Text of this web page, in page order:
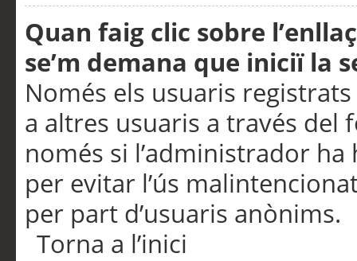
Quan faig clic sobre
se’m demana que iniciï la
Només els usuaris
a altres usuaris a través
només si l’administrador
per evitar l’ús
per part d’usuaris anònims.
Torna a l’inici